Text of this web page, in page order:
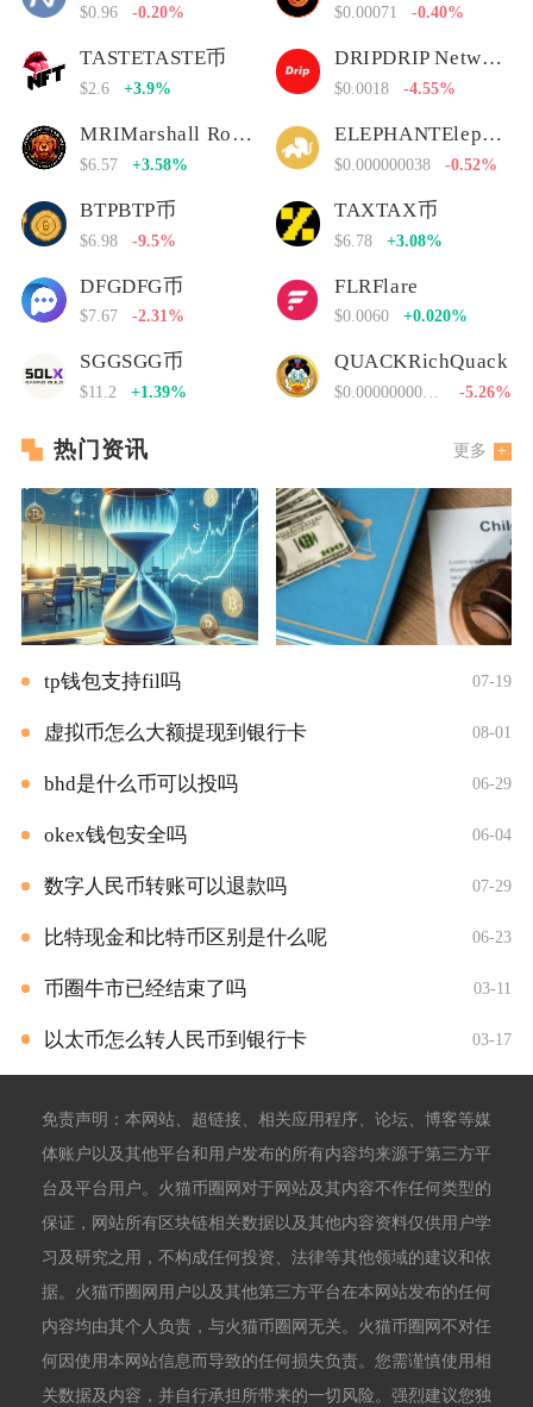
$0.96 -0.20% $0.00071 -0.40%
TASTETASTE币
$2.6 +3.9%
DRIPDRIP Network
$0.0018 -4.55%
MRIMarshall Rogan Inu
$6.57 +3.58%
ELEPHANTElephant Money
$0.000000038 -0.52%
BTPBTP币
$6.98 -9.5%
TAXTAX币
$6.78 +3.08%
DFGDFG币
$7.67 -2.31%
FLRFlare
$0.0060 +0.020%
SGGSGG币
$11.2 +1.39%
QUACKRichQuack
$0.00000000000 -5.26%
热门资讯 更多
tp钱包支持fil吗 07-19
虚拟币怎么大额提现到银行卡 08-01
bhd是什么币可以投吗 06-29
okex钱包安全吗 06-04
数字人民币转账可以退款吗 07-29
比特现金和比特币区别是什么呢 06-23
币圈牛市已经结束了吗 03-11
以太币怎么转人民币到银行卡 03-17
免责声明：本网站、超链接、相关应用程序、论坛、博客等媒
体账户以及其他平台和用户发布的所有内容均来源于第三方平
台及平台用户。火猫币圈网对于网站及其内容不作任何类型的
保证，网站所有区块链相关数据以及其他内容资料仅供用户学
习及研究之用，不构成任何投资、法律等其他领域的建议和依
据。火猫币圈网用户以及其他第三方平台在本网站发布的任何
内容均由其个人负责，与火猫币圈网无关。火猫币圈网不对任
何因使用本网站信息而导致的任何损失负责。您需谨慎使用相
关数据及内容，并自行承担所带来的一切风险。强烈建议您独